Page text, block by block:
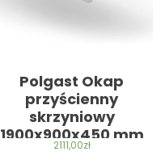
Polgast Okap
przyścienny
skrzyniowy
1900x900x450 mm
(pol7101909)
2111,00zł